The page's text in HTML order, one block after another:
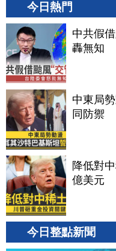
今日熱門
中共假
轟無知
中東局
同防禦
降低對
億美元
今日整點新聞